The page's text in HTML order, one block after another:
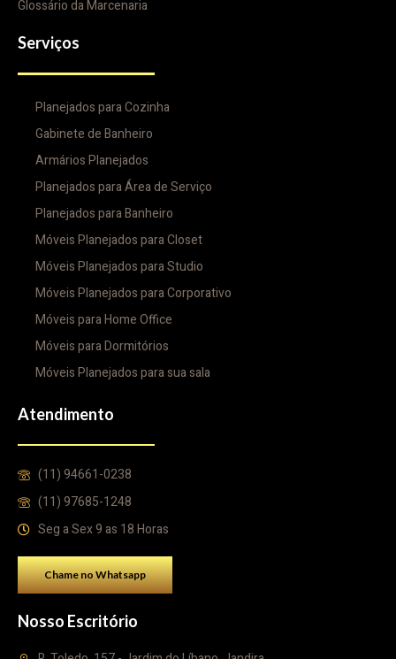
Glossário da Marcenaria
Serviços
Planejados para Cozinha
Gabinete de Banheiro
Armários Planejados
Planejados para Área de Serviço
Planejados para Banheiro
Móveis Planejados para Closet
Móveis Planejados para Studio
Móveis Planejados para Corporativo
Móveis para Home Office
Móveis para Dormitórios
Móveis Planejados para sua sala
Atendimento
(11) 94661-0238
(11) 97685-1248
Seg a Sex 9 as 18 Horas
Chame no Whatsapp
Nosso Escritório